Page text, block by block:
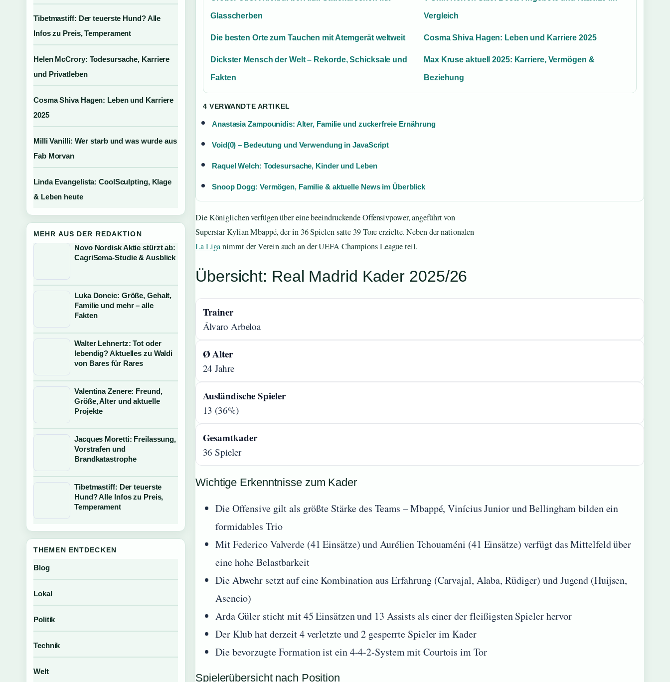
Glasscherben Vergleich
Die besten Orte zum Tauchen mit Atemgerät weltweit Cosma Shiva Hagen: Leben und Karriere 2025
Dickster Mensch der Welt – Rekorde, Schicksale und
Fakten
Max Kruse aktuell 2025: Karriere, Vermögen &
Beziehung
4 VERWANDTE ARTIKEL
Anastasia Zampounidis: Alter, Familie und zuckerfreie Ernährung
Void(0) – Bedeutung und Verwendung in JavaScript
Raquel Welch: Todesursache, Kinder und Leben
Snoop Dogg: Vermögen, Familie & aktuelle News im Überblick
Die Königlichen verfügen über eine beeindruckende Offensivpower, angeführt von
Superstar Kylian Mbappé, der in 36 Spielen satte 39 Tore erzielte. Neben der nationalen
La Liganimmt der Verein auch an der UEFA Champions League teil.
Übersicht: Real Madrid Kader 2025/26
Trainer
Álvaro Arbeloa
Ø Alter
24 Jahre
Ausländische Spieler
13 (36%)
Gesamtkader
36 Spieler
Wichtige Erkenntnisse zum Kader
Die Offensive gilt als größte Stärke des Teams – Mbappé, Vinícius Junior und Bellingham bilden ein
formidables Trio
Mit Federico Valverde (41 Einsätze) und Aurélien Tchouaméni (41 Einsätze) verfügt das Mittelfeld über
eine hohe Belastbarkeit
Die Abwehr setzt auf eine Kombination aus Erfahrung (Carvajal, Alaba, Rüdiger) und Jugend (Huijsen,
Asencio)
Arda Güler sticht mit 45 Einsätzen und 13 Assists als einer der fleißigsten Spieler hervor
Der Klub hat derzeit 4 verletzte und 2 gesperrte Spieler im Kader
Die bevorzugte Formation ist ein 4-4-2-System mit Courtois im Tor
Spielerübersicht nach Position
Tibetmastiff: Der teuerste Hund? Alle
Infos zu Preis, Temperament
Helen McCrory: Todesursache, Karriere
und Privatleben
Cosma Shiva Hagen: Leben und Karriere
2025
Milli Vanilli: Wer starb und was wurde aus
Fab Morvan
Linda Evangelista: CoolSculpting, Klage
& Leben heute
MEHR AUS DER REDAKTION
Novo Nordisk Aktie stürzt ab:
CagriSema-Studie & Ausblick
Luka Doncic: Größe, Gehalt,
Familie und mehr – alle
Fakten
Walter Lehnertz: Tot oder
lebendig? Aktuelles zu Waldi
von Bares für Rares
Valentina Zenere: Freund,
Größe, Alter und aktuelle
Projekte
Jacques Moretti: Freilassung,
Vorstrafen und
Brandkatastrophe
Tibetmastiff: Der teuerste
Hund? Alle Infos zu Preis,
Temperament
THEMEN ENTDECKEN
Blog
Lokal
Politik
Technik
Welt